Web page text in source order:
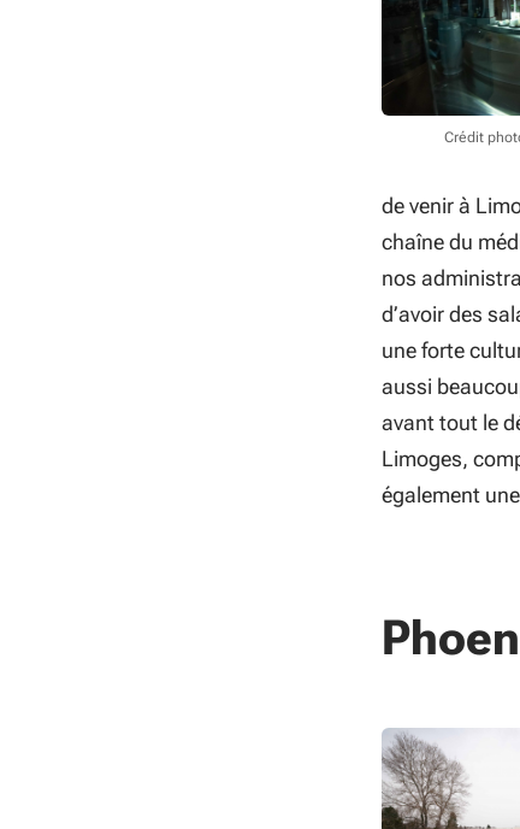
Crédit
de venir à
chaîne du
nos
d’avoir des
une forte
aussi
avant tout le
Limoges,
également